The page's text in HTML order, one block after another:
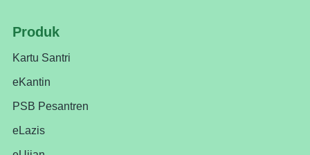
Produk
Kartu Santri
eKantin
PSB Pesantren
eLazis